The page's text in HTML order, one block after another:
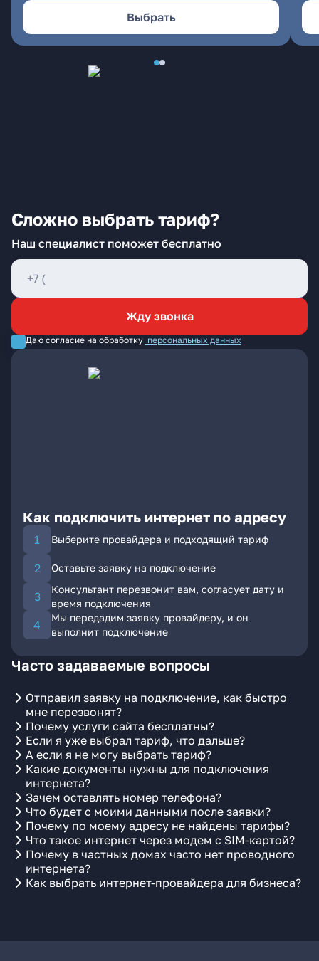
Выбрать
Сложно выбрать тариф?
Наш специалист поможет бесплатно
Жду звонка
Даю согласие на обработку персональных данных
Как подключить интернет по адресу
Выберите провайдера и подходящий тариф
Оставьте заявку на подключение
Консультант перезвонит вам, согласует дату и
время подключения
Мы передадим заявку провайдеру, и он
выполнит подключение
Часто задаваемые вопросы
Отправил заявку на подключение, как быстро
мне перезвонят?
Почему услуги сайта бесплатны?
Если я уже выбрал тариф, что дальше?
А если я не могу выбрать тариф?
Какие документы нужны для подключения
интернета?
Зачем оставлять номер телефона?
Что будет с моими данными после заявки?
Почему по моему адресу не найдены тарифы?
Что такое интернет через модем с SIM-картой?
Почему в частных домах часто нет проводного
интернета?
Как выбрать интернет-провайдера для бизнеса?